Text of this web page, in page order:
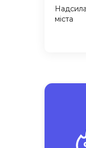
міста